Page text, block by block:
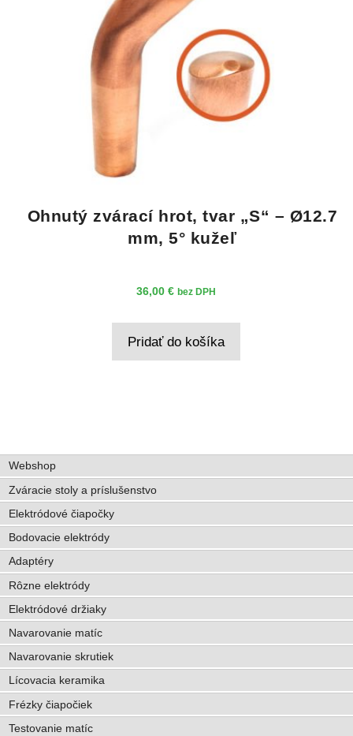
Ohnutý zvárací hrot, tvar „S“ – Ø12.7
mm, 5° kužeľ
36,00€ bez DPH
Pridať do košíka
Webshop
Zváracie stoly a príslušenstvo
Elektródové čiapočky
Bodovacie elektródy
Adaptéry
Rôzne elektródy
Elektródové držiaky
Navarovanie matíc
Navarovanie skrutiek
Lícovacia keramika
Frézky čiapočiek
Testovanie matíc